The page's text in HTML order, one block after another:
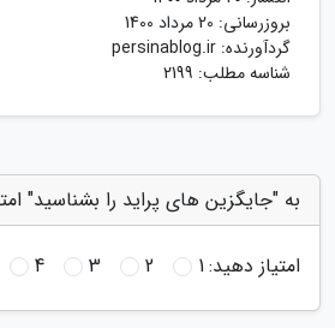
بروزرسانی: 20 مرداد 1400
گردآورنده: persinablog.ir
شناسه مطلب: 2199
به "جایگزین های پراید را بشناسید"
امتیاز دهید:1
2
3
4